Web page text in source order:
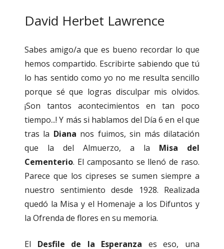
David Herbet Lawrence
Sabes amigo/a que es bueno recordar lo que
hemos compartido. Escribirte sabiendo que tú
lo has sentido como yo no me resulta sencillo
porque sé que logras disculpar mis olvidos.
¡Son tantos acontecimientos en tan poco
tiempo...! Y más si hablamos del Día 6 en el que
tras la Diana nos fuimos, sin más dilatación
que la del Almuerzo, a la Misa del
Cementerio. El camposanto se llenó de raso.
Parece que los cipreses se sumen siempre a
nuestro sentimiento desde 1928. Realizada
quedó la Misa y el Homenaje a los Difuntos y
la Ofrenda de flores en su memoria.
El Desfile de la Esperanza es eso, una